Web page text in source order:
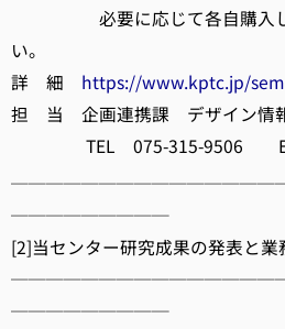
必要に応じて各自購入し
い。
詳 細 https://www.kptc.jp/
担 当 企画連携課 デザイン情
TEL 075-315-9506
─────────
[2]当センター研究成果の発表と業
─────────